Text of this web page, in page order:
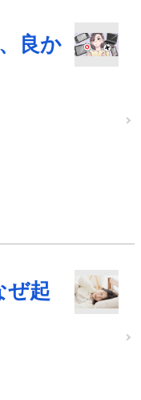
良か
ぜ起